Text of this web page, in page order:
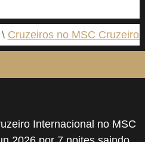
Cruzeiros no MSC Cruzeiros
Internacional no MSC